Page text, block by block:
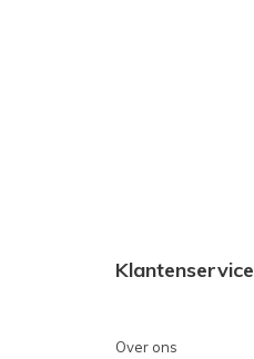
Klantenservice
Over ons